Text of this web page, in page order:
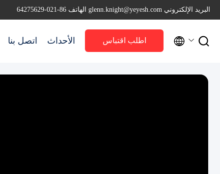
البريد الإلكتروني glenn.knight@yeyesh.com الهاتف 86-021-64275629
اتصل بنا الأحداث اطلب اقتباس  